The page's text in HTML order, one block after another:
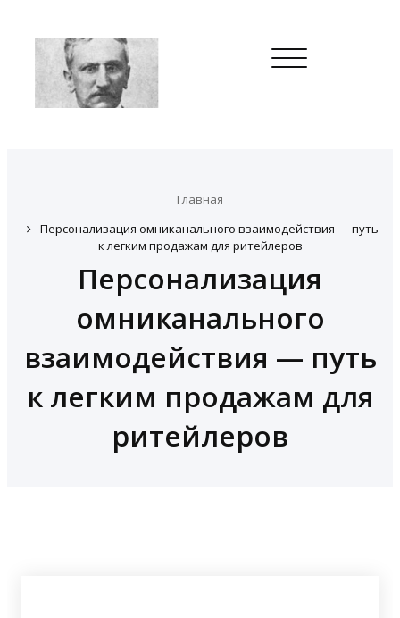
Toggle
navigation
Главная
Персонализация омниканального взаимодействия — путь
к легким продажам для ритейлеров
Персонализация
омниканального
взаимодействия — путь
к легким продажам для
ритейлеров